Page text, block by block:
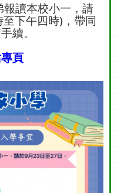
讀本校小一，請
下午四時)，帶同
續。
頁